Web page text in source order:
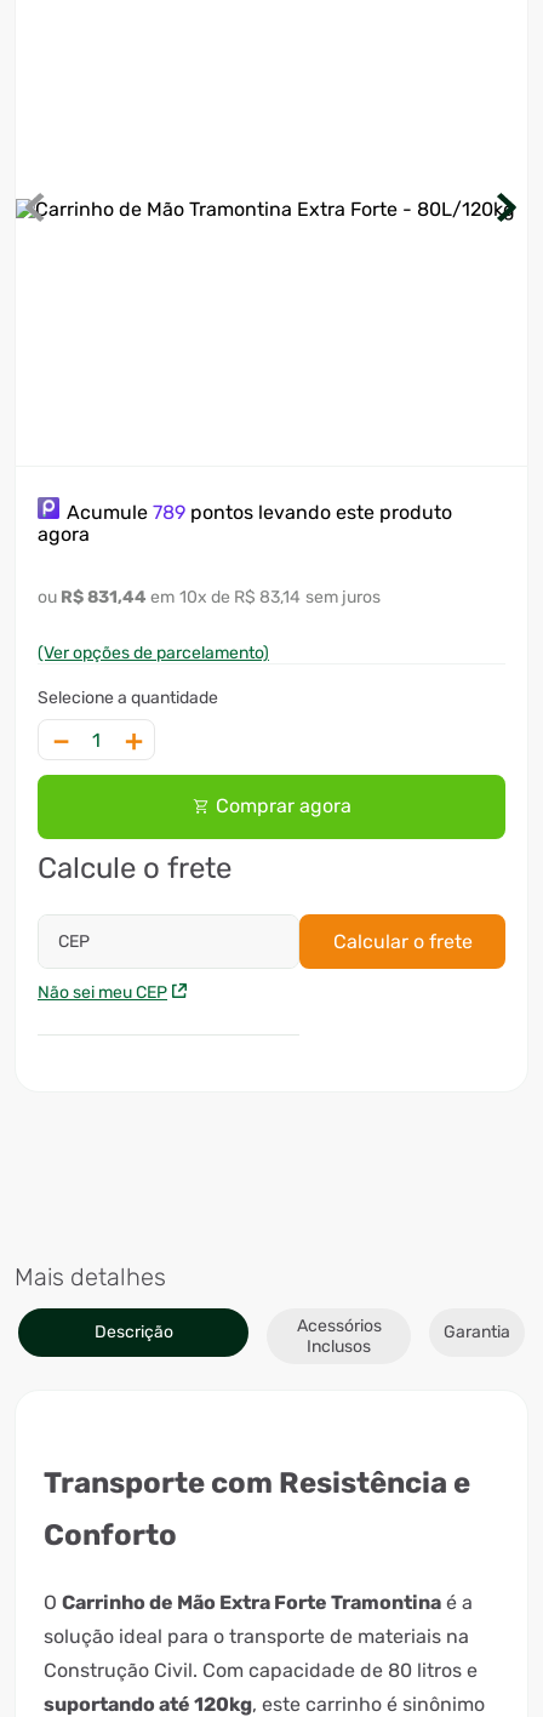
Acumule 789 pontos levando este produto
agora
R$831,44 10x R$ 83,14 sem juros
(Ver opções de parcelamento)
＋
－
Comprar agora
Calcule o frete
CEP
Não sei meu CEP
Calcular o frete
Mais detalhes
Descrição
Acessórios
Inclusos
Garantia
Transporte com Resistência e
Conforto
O Carrinho de Mão Extra Forte Tramontina é a
solução ideal para o transporte de materiais na
Construção Civil. Com capacidade de 80 litros e
suportando até 120kg, este carrinho é sinônimo